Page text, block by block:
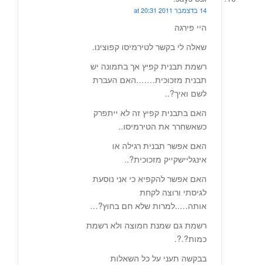
14 בדצמבר 2011 at 20:31
היי פירגה
שאלה לי בקשר לטירמיסו קפוצינו.
רשמת תבנית קפיץ אך בתמונה יש
תבנית מזכוכית…….האם העברת
לשם ואיך?..
האם בתבנית קפיץ זה לא ייתפרק
כשאשחרר את הטירמיסו..
האם אפשר תבנית רגילה או
אינגליישקייק מזכוכית?..
האם אפשר להקפיא כי אני נוסעת
לגיסתי ורוצה לקחת
אותה…..למרות שלא חם בחוץ?…
רשמת גם שמנת חמוצה ולא רשמת
כמות?.?.
בבקשה תעני על כל השאלות